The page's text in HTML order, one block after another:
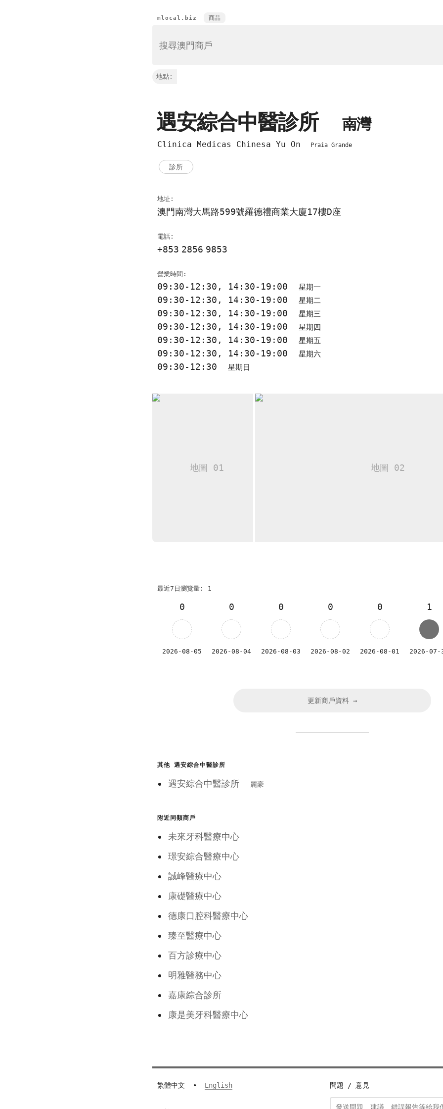
mlocal.biz 商品
地點:
遇安綜合中醫診所 南灣
Clinica Medicas Chinesa Yu On Praia Grande
診所
地址:
澳門南灣大馬路599號羅德禮商業大廈17樓D座
電話:
+853 2856 9853
營業時間:
09:30-12:30, 14:30-19:00 星期一
09:30-12:30, 14:30-19:00 星期二
09:30-12:30, 14:30-19:00 星期三
09:30-12:30, 14:30-19:00 星期四
09:30-12:30, 14:30-19:00 星期五
09:30-12:30, 14:30-19:00 星期六
09:30-12:30 星期日
最近7日瀏覽量: 1
0
2026-08-05
0
2026-08-04
0
2026-08-03
0
2026-08-02
0
2026-08-01
1
2026-07-
更新商戶資料 →
其他 遇安綜合中醫診所
遇安綜合中醫診所 麗豪
附近同類商戶
未來牙科醫療中心
璟安綜合醫療中心
誠峰醫療中心
康礎醫療中心
德康口腔科醫療中心
臻至醫療中心
百方診療中心
明雅醫務中心
嘉康綜合診所
康是美牙科醫療中心
繁體中文 • English 問題 / 意見